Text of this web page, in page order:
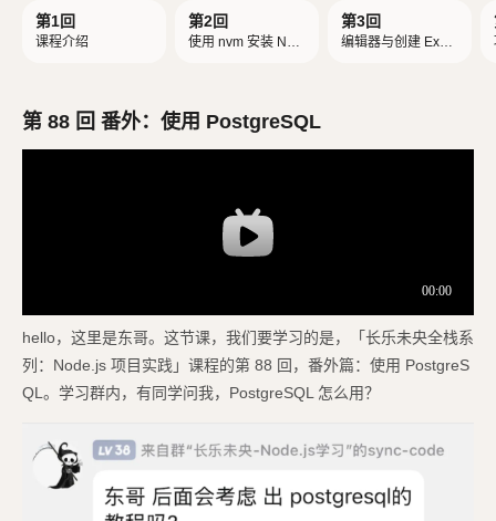
第1回
课程介绍
第2回
使用 nvm 安装 Nod
第3回
编辑器与创建 Expr
第 88 回 番外：使用 PostgreSQL
hello，这里是东哥。这节课，我们要学习的是，「长乐未央全栈系
列：Node.js 项目实践」课程的第 88 回，番外篇：使用 PostgreS
QL。学习群内，有同学问我，PostgreSQL 怎么用？